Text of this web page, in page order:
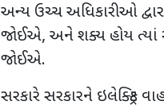
અન્ય ઉચ્ચ અધિકારીઓ દ્વારા
જોઈએ, અને શક્ય હોય ત્યાં
જોઈએ.
સરકારે સરકારને ઇલેક્ટ્રિક